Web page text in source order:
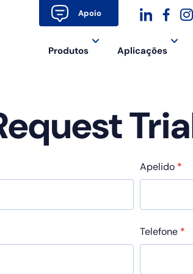
Apoio
Produtos Aplicações
Apelido *
Telefone *